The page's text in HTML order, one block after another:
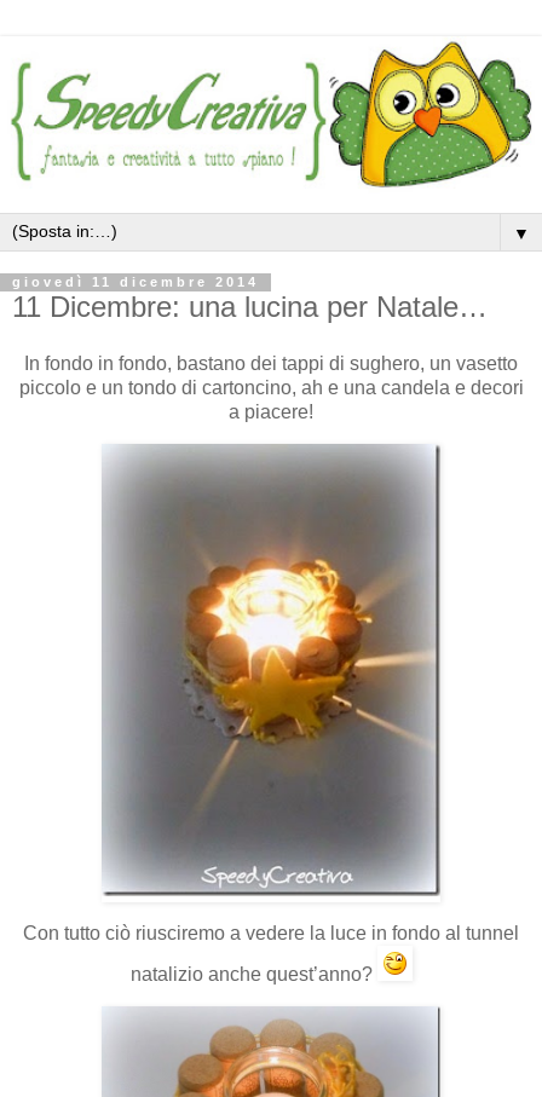
▼
giovedì 11 dicembre 2014
11 Dicembre: una lucina per Natale…
In fondo in fondo, bastano dei tappi di sughero, un vasetto
piccolo e un tondo di cartoncino, ah e una candela e decori
a piacere!
Con tutto ciò riusciremo a vedere la luce in fondo al tunnel
natalizio anche quest’anno?